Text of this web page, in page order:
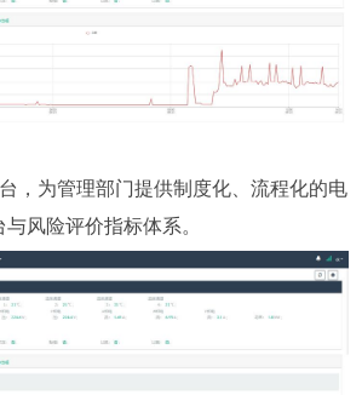
，为管理部门提供制度化、流程化的电
风险评价指标体系。